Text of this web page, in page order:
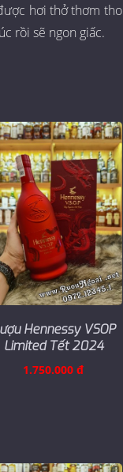
hơi thở thơm tho
rồi sẽ ngon giấc.
Hennessy VSOP
Limited Tết 2024
1.750.000 đ